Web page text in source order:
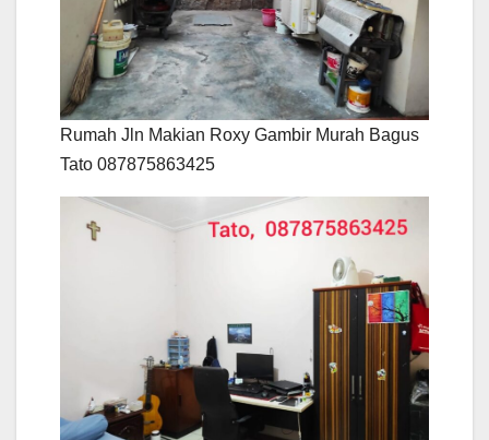
Rumah Jln Makian Roxy Gambir Murah Bagus
Tato 087875863425